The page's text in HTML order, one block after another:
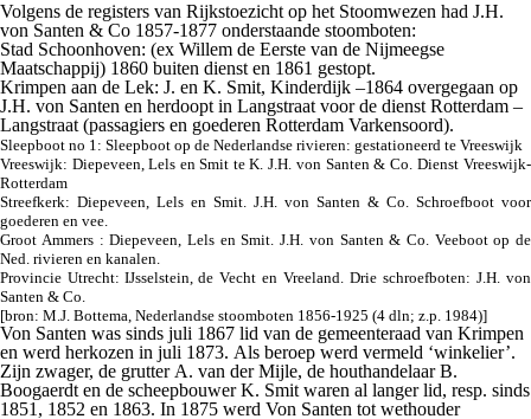
Volgens de registers van Rijkstoezicht op het Stoomwezen had J.H.
von Santen & Co 1857-1877 onderstaande stoomboten:
Stad Schoonhoven: (ex Willem de Eerste van de Nijmeegse
Maatschappij) 1860 buiten dienst en 1861 gestopt.
Krimpen aan de Lek: J. en K. Smit, Kinderdijk –1864 overgegaan op
J.H. von Santen en herdoopt in Langstraat voor de dienst Rotterdam –
Langstraat (passagiers en goederen Rotterdam Varkensoord).
Sleepboot no 1: Sleepboot op de Nederlandse rivieren: gestationeerd te Vreeswijk
Vreeswijk: Diepeveen, Lels en Smit te K. J.H. von Santen & Co. Dienst Vreeswijk-
Rotterdam
Streefkerk: Diepeveen, Lels en Smit. J.H. von Santen & Co. Schroefboot voor
goederen en vee.
Groot Ammers : Diepeveen, Lels en Smit. J.H. von Santen & Co. Veeboot op de
Ned. rivieren en kanalen.
Provincie Utrecht: IJsselstein, de Vecht en Vreeland. Drie schroefboten: J.H. von
Santen & Co.
[bron: M.J. Bottema, Nederlandse stoomboten 1856-1925 (4 dln; z.p. 1984)]
Von Santen was sinds juli 1867 lid van de gemeenteraad van Krimpen
en werd herkozen in juli 1873. Als beroep werd vermeld ‘winkelier’.
Zijn zwager, de grutter A. van der Mijle, de houthandelaar B.
Boogaerdt en de scheepbouwer K. Smit waren al langer lid, resp. sinds
1851, 1852 en 1863. In 1875 werd Von Santen tot wethouder